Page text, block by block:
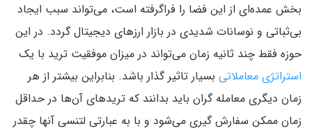
بخش عمده‌ای از این فضا را فراگرفته است، می‌تواند سبب ایجاد
بی‌ثباتی و نوسانات شدیدی در بازار ارزهای دیجیتال گردد. در این
حوزه فقط چند ثانیه زمان می‌تواند در میزان موفقیت ترید با یک
استراتژی معاملاتی بسیار تاثیر گذار باشد. بنابراین بیشتر از هر
زمان دیگری معامله گران باید بدانند که تریدهای آن‌ها در حداقل
زمان ممکن سفارش گیری می‌شود و با به عبارتی لتنسی آنها چقدر